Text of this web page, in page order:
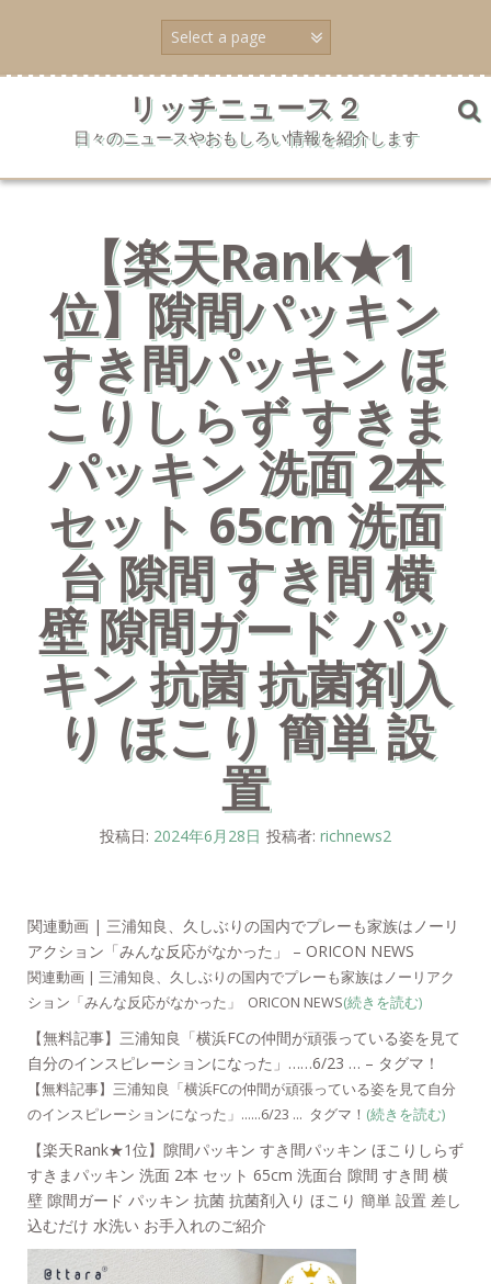
ン
ッ
リッチニュース２
日々のニュースやおもしろい情報を紹介します
【楽天Rank★1
位】隙間パッキン
すき間パッキン ほ
こりしらず すきま
パッキン 洗面 2本
セット 65cm 洗面
台 隙間 すき間 横
壁 隙間ガード パッ
キン 抗菌 抗菌剤入
り ほこり 簡単 設
置
投稿日: 2024年6月28日 投稿者: richnews2
関連動画 | 三浦知良、久しぶりの国内でプレーも家族はノーリ
アクション「みんな反応がなかった」 – ORICON NEWS
関連動画 | 三浦知良、久しぶりの国内でプレーも家族はノーリアク
ション「みんな反応がなかった」 ORICON NEWS(続きを読む)
【無料記事】三浦知良「横浜FCの仲間が頑張っている姿を見て
自分のインスピレーションになった」……6/23 … – タグマ！
【無料記事】三浦知良「横浜FCの仲間が頑張っている姿を見て自分
のインスピレーションになった」……6/23 … タグマ！ (続きを読む)
【楽天Rank★1位】隙間パッキン すき間パッキン ほこりしらず
すきまパッキン 洗面 2本 セット 65cm 洗面台 隙間 すき間 横
壁 隙間ガード パッキン 抗菌 抗菌剤入り ほこり 簡単 設置 差し
込むだけ 水洗い お手入れのご紹介